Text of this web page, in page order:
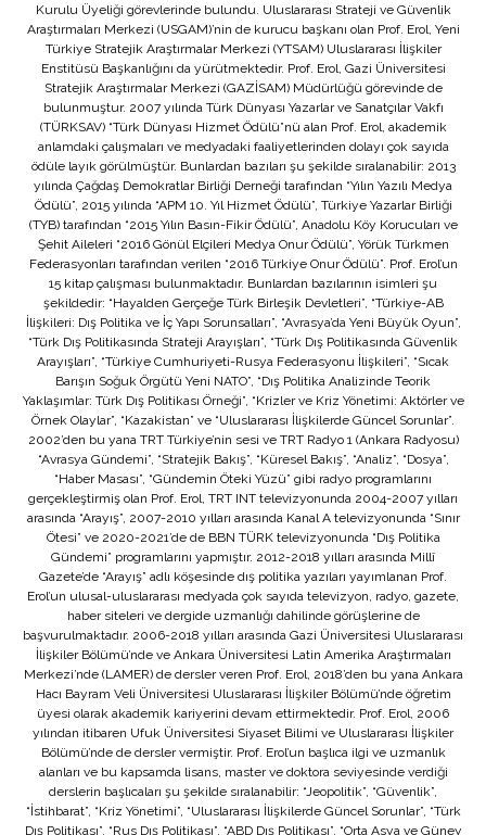
Kurulu Üyeliği görevlerinde bulundu. Uluslararası Strateji ve Güvenlik
Araştırmaları Merkezi (USGAM)’nin de kurucu başkanı olan Prof. Erol, Yeni
Türkiye Stratejik Araştırmalar Merkezi (YTSAM) Uluslararası İlişkiler
Enstitüsü Başkanlığını da yürütmektedir. Prof. Erol, Gazi Üniversitesi
Stratejik Araştırmalar Merkezi (GAZİSAM) Müdürlüğü görevinde de
bulunmuştur. 2007 yılında Türk Dünyası Yazarlar ve Sanatçılar Vakfı
(TÜRKSAV) “Türk Dünyası Hizmet Ödülü”nü alan Prof. Erol, akademik
anlamdaki çalışmaları ve medyadaki faaliyetlerinden dolayı çok sayıda
ödüle layık görülmüştür. Bunlardan bazıları şu şekilde sıralanabilir: 2013
yılında Çağdaş Demokratlar Birliği Derneği tarafından “Yılın Yazılı Medya
Ödülü”, 2015 yılında “APM 10. Yıl Hizmet Ödülü”, Türkiye Yazarlar Birliği
(TYB) tarafından “2015 Yılın Basın-Fikir Ödülü”, Anadolu Köy Korucuları ve
Şehit Aileleri “2016 Gönül Elçileri Medya Onur Ödülü”, Yörük Türkmen
Federasyonları tarafından verilen “2016 Türkiye Onur Ödülü”. Prof. Erol’un
15 kitap çalışması bulunmaktadır. Bunlardan bazılarının isimleri şu
şekildedir: “Hayalden Gerçeğe Türk Birleşik Devletleri”, “Türkiye-AB
İlişkileri: Dış Politika ve İç Yapı Sorunsalları”, “Avrasya’da Yeni Büyük Oyun”,
“Türk Dış Politikasında Strateji Arayışları”, “Türk Dış Politikasında Güvenlik
Arayışları”, “Türkiye Cumhuriyeti-Rusya Federasyonu İlişkileri”, “Sıcak
Barışın Soğuk Örgütü Yeni NATO”, “Dış Politika Analizinde Teorik
Yaklaşımlar: Türk Dış Politikası Örneği”, “Krizler ve Kriz Yönetimi: Aktörler ve
Örnek Olaylar”, “Kazakistan” ve “Uluslararası İlişkilerde Güncel Sorunlar”.
2002’den bu yana TRT Türkiye’nin sesi ve TRT Radyo 1 (Ankara Radyosu)
“Avrasya Gündemi”, “Stratejik Bakış”, “Küresel Bakış”, “Analiz”, “Dosya”,
“Haber Masası”, “Gündemin Öteki Yüzü” gibi radyo programlarını
gerçekleştirmiş olan Prof. Erol, TRT INT televizyonunda 2004-2007 yılları
arasında “Arayış”, 2007-2010 yılları arasında Kanal A televizyonunda “Sınır
Ötesi” ve 2020-2021’de de BBN TÜRK televizyonunda “Dış Politika
Gündemi” programlarını yapmıştır. 2012-2018 yılları arasında Millî
Gazete’de “Arayış” adlı köşesinde dış politika yazıları yayımlanan Prof.
Erol’un ulusal-uluslararası medyada çok sayıda televizyon, radyo, gazete,
haber siteleri ve dergide uzmanlığı dahilinde görüşlerine de
başvurulmaktadır. 2006-2018 yılları arasında Gazi Üniversitesi Uluslararası
İlişkiler Bölümü’nde ve Ankara Üniversitesi Latin Amerika Araştırmaları
Merkezi’nde (LAMER) de dersler veren Prof. Erol, 2018’den bu yana Ankara
Hacı Bayram Veli Üniversitesi Uluslararası İlişkiler Bölümü’nde öğretim
üyesi olarak akademik kariyerini devam ettirmektedir. Prof. Erol, 2006
yılından itibaren Ufuk Üniversitesi Siyaset Bilimi ve Uluslararası İlişkiler
Bölümü’nde de dersler vermiştir. Prof. Erol’un başlıca ilgi ve uzmanlık
alanları ve bu kapsamda lisans, master ve doktora seviyesinde verdiği
derslerin başlıcaları şu şekilde sıralanabilir: “Jeopolitik”, “Güvenlik”,
“İstihbarat”, “Kriz Yönetimi”, “Uluslararası İlişkilerde Güncel Sorunlar”, “Türk
Dış Politikası”, “Rus Dış Politikası”, “ABD Dış Politikası”, “Orta Asya ve Güney